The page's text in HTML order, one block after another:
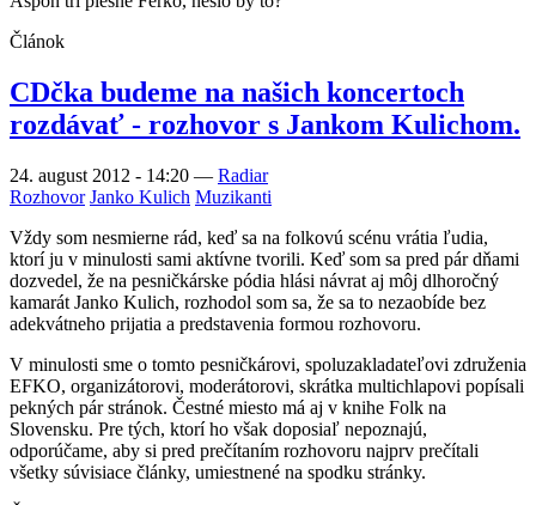
Článok
CDčka budeme na našich koncertoch
rozdávať - rozhovor s Jankom Kulichom.
24. august 2012 - 14:20 — Radiar
Rozhovor Janko Kulich Muzikanti
Vždy som nesmierne rád, keď sa na folkovú scénu vrátia ľudia,
ktorí ju v minulosti sami aktívne tvorili. Keď som sa pred pár dňami
dozvedel, že na pesničkárske pódia hlási návrat aj môj dlhoročný
kamarát Janko Kulich, rozhodol som sa, že sa to nezaobíde bez
adekvátneho prijatia a predstavenia formou rozhovoru.
V minulosti sme o tomto pesničkárovi, spoluzakladateľovi združenia
EFKO, organizátorovi, moderátorovi, skrátka multichlapovi popísali
pekných pár stránok. Čestné miesto má aj v knihe Folk na
Slovensku. Pre tých, ktorí ho však doposiaľ nepoznajú,
odporúčame, aby si pred prečítaním rozhovoru najprv prečítali
všetky súvisiace články, umiestnené na spodku stránky.